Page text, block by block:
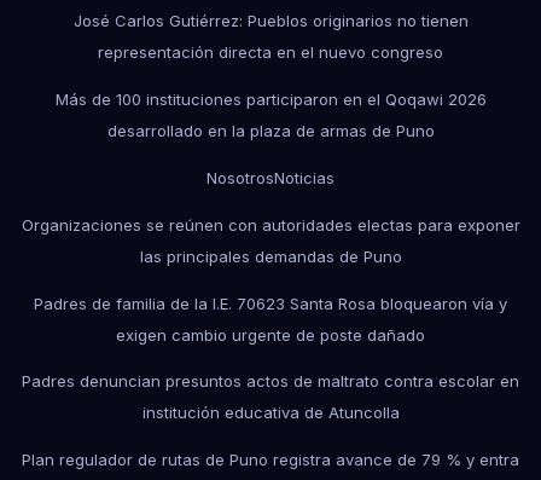
José Carlos Gutiérrez: Pueblos originarios no tienen
representación directa en el nuevo congreso
Más de 100 instituciones participaron en el Qoqawi 2026
desarrollado en la plaza de armas de Puno
NosotrosNoticias
Organizaciones se reúnen con autoridades electas para exponer
las principales demandas de Puno
Padres de familia de la I.E. 70623 Santa Rosa bloquearon vía y
exigen cambio urgente de poste dañado
Padres denuncian presuntos actos de maltrato contra escolar en
institución educativa de Atuncolla
Plan regulador de rutas de Puno registra avance de 79 % y entra